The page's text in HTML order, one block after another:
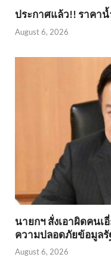
ประกาศแล้ว!! ราคาน้
August 6, 2026
นายกฯ สั่งเอาผิดคน
ความปลอดภัยข้อมูลรั
August 6, 2026